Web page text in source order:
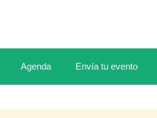
Agenda Envía tu evento